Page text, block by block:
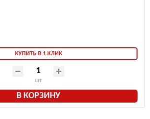
КУПИТЬ В 1 КЛИК
шт
В КОРЗИНУ